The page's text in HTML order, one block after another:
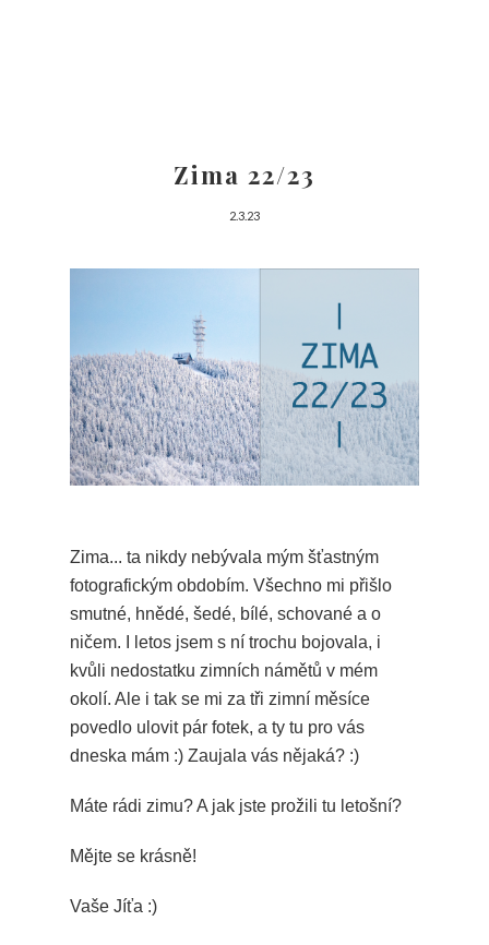
Zima 22/23
2.3.23
Zima... ta nikdy nebývala mým šťastným
fotografickým obdobím. Všechno mi přišlo
smutné, hnědé, šedé, bílé, schované a o
ničem. I letos jsem s ní trochu bojovala, i
kvůli nedostatku zimních námětů v mém
okolí. Ale i tak se mi za tři zimní měsíce
povedlo ulovit pár fotek, a ty tu pro vás
dneska mám :) Zaujala vás nějaká? :)
Máte rádi zimu? A jak jste prožili tu letošní?
Mějte se krásně!
Vaše Jíťa :)